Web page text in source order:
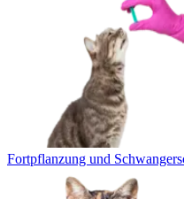
Fortpflanzung und